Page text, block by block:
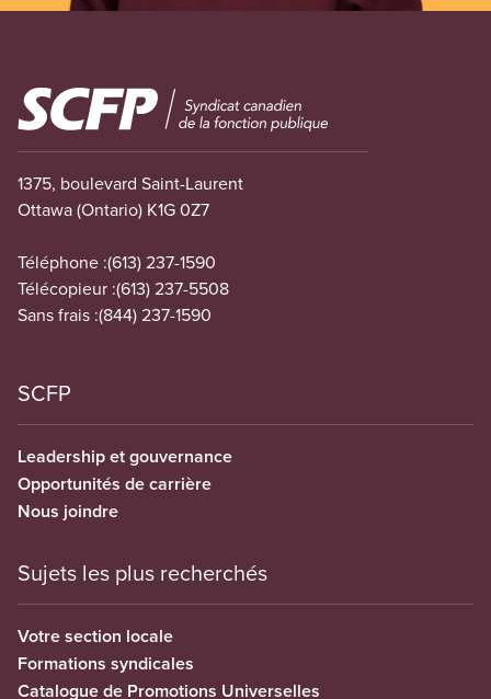
Image
1375, boulevard Saint-Laurent
Ottawa (Ontario) K1G 0Z7
Téléphone :(613) 237-1590
Télécopieur :(613) 237-5508
Sans frais :(844) 237-1590
SCFP
Leadership et gouvernance
Opportunités de carrière
Nous joindre
Sujets les plus recherchés
Votre section locale
Formations syndicales
Catalogue de Promotions Universelles